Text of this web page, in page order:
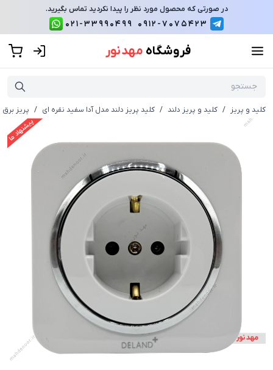
در صورتی که محصول مورد نظر را پیدا نکردید تماس بگیرید.
0912-7075423
021-33990499
فروشگاه مهد نور
کلید و پریز / کلید و پریز دلند / کلید پریز دلند مدل آدا سفید نقره ای / پریز برق
پیشنهاد ما